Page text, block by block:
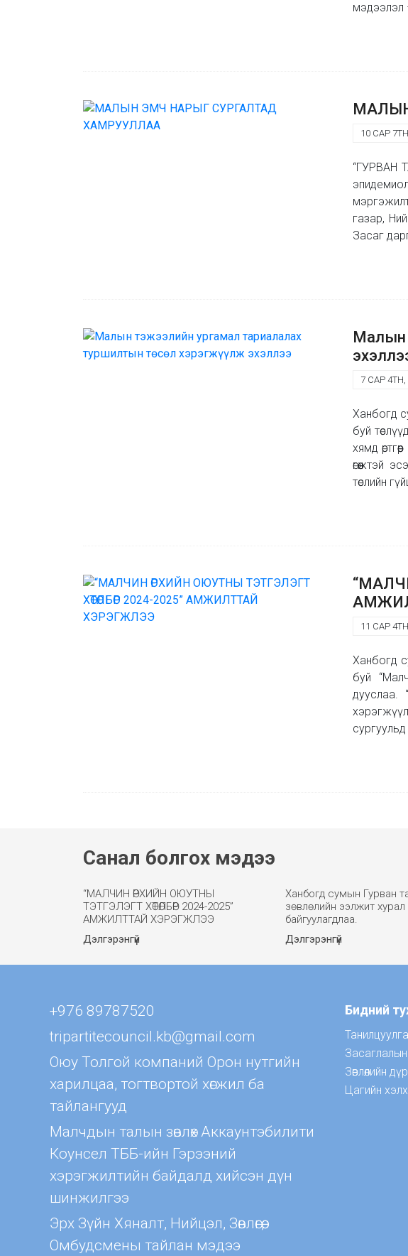
мэдээлэл
10 САР
“ГУРВАН
газар,
Засаг
Малын
7 САР 4TH,
Ханбогд
буй
хямд
өгөөжтэй
төслийн
11 САР
Ханбогд
буй
дууслаа.
Санал болгох мэдээ
“МАЛЧИН ӨРХИЙН ОЮУТНЫ
ТЭТГЭЛЭГТ ХӨТӨЛБӨР 2024-2025”
АМЖИЛТТАЙ ХЭРЭГЖЛЭЭ
Дэлгэрэнгүй
Ханбогд сумын Гурван
зөвлөлийн ээлжит хурал
байгуулагдлаа.
Дэлгэрэнгүй
+976 89787520
tripartitecouncil.kb@gmail.com
Оюу Толгой компаний Орон нутгийн
харилцаа, тогтвортой хөгжил ба
тайлангууд
Малчдын талын зөвлөх Aккаунтэбилити
Коунсел ТББ-ийн Гэрээний
хэрэгжилтийн байдалд хийсэн дүн
шинжилгээ
Эрх Зүйн Хяналт, Нийцэл, Зөвлөгөө,
Омбудсмены тайлан мэдээ
Бидний
Танилцуулга
Зөвлөлийн
Цагийн